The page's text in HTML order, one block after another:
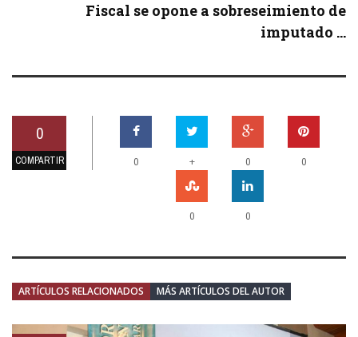
Fiscal se opone a sobreseimiento de
imputado ...
0
COMPARTIR 0 + 0 0
0 0
ARTÍCULOS RELACIONADOS MÁS ARTÍCULOS DEL AUTOR